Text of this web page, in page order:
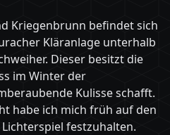
Kriegenbrunn befindet sich
Kläranlage unterhalb
Dieser besitzt die
im Winter der
Kulisse schafft.
habe ich mich früh auf den
festzuhalten.